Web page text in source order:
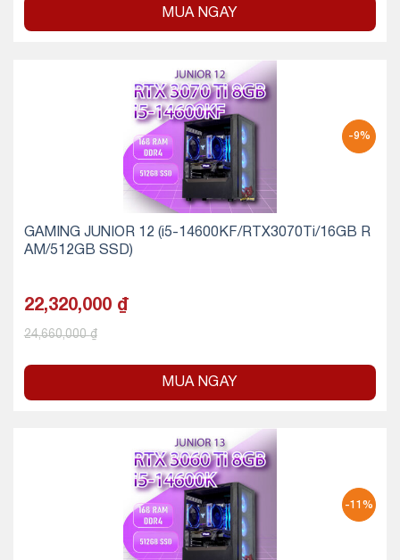
MUA NGAY
-9%
GAMING JUNIOR 12 (i5-14600KF/RTX3070Ti/16GB R
AM/512GB SSD)
22,320,000 ₫
24,660,000₫
MUA NGAY
-11%